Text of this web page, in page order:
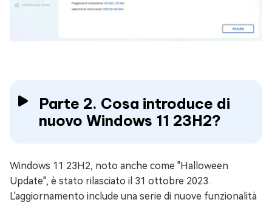
Parte 2. Cosa introduce di
nuovo Windows 11 23H2?
Windows 11 23H2, noto anche come "Halloween
Update", è stato rilasciato il 31 ottobre 2023.
L'aggiornamento include una serie di nuove funzionalità